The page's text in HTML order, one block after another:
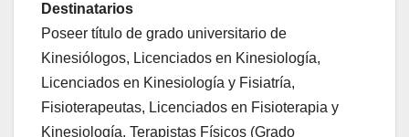
Destinatarios
Poseer título de grado universitario de
Kinesiólogos, Licenciados en Kinesiología,
Licenciados en Kinesiología y Fisiatría,
Fisioterapeutas, Licenciados en Fisioterapia y
Kinesiología, Terapistas Físicos (Grado